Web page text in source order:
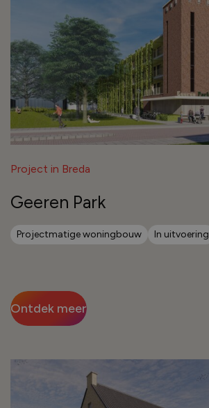
Project in Breda
Geeren Park
Projectmatige woningbouw In uitvoering
Ontdek meer